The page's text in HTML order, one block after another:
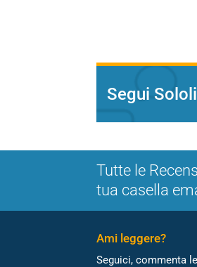
Segui
Tutte le
tua casella
Ami leggere?
Seguici, commenta